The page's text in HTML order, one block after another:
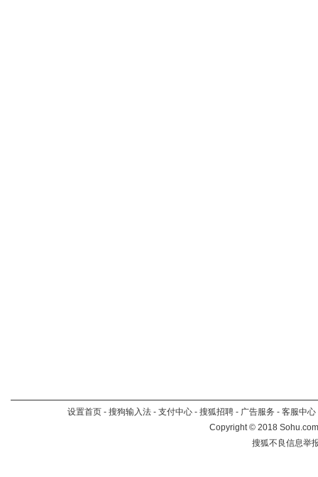
设置首页 - 搜狗输入法 - 支付中心 - 搜狐招聘 - 广告服务 - 客服中心
Copyright©2018
搜狐不良信息举